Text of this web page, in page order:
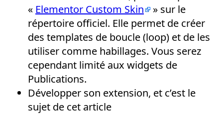
« Elementor Custom Skin
» sur le
répertoire officiel. Elle permet de créer
des templates de boucle (loop) et de les
utiliser comme habillages. Vous serez
cependant limité aux widgets de
Publications.
Développer son extension, et c’est le
sujet de cet article